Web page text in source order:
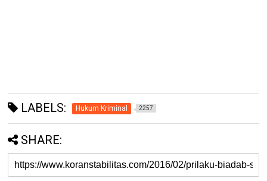
LABELS: Hukum Kriminal 2257
SHARE: